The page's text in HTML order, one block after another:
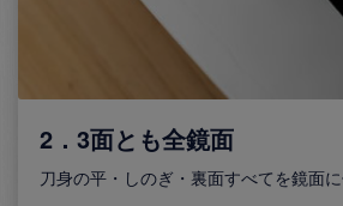
2．3面とも全鏡面
刀身の平・しのぎ・裏面すべてを鏡面に